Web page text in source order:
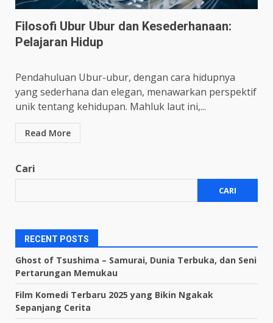
Filosofi Ubur Ubur dan Kesederhanaan:
Pelajaran Hidup
Pendahuluan Ubur-ubur, dengan cara hidupnya
yang sederhana dan elegan, menawarkan perspektif
unik tentang kehidupan. Mahluk laut ini,...
Read More
Cari
CARI
RECENT POSTS
Ghost of Tsushima – Samurai, Dunia Terbuka, dan Seni
Pertarungan Memukau
Film Komedi Terbaru 2025 yang Bikin Ngakak
Sepanjang Cerita